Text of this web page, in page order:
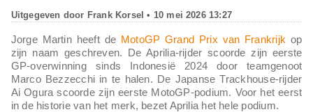
Uitgegeven door Frank Korsel • 10 mei 2026 13:27
Jorge Martin heeft de MotoGP Grand Prix van Frankrijk op
zijn naam geschreven. De Aprilia-rijder scoorde zijn eerste
GP-overwinning sinds Indonesië 2024 door teamgenoot
Marco Bezzecchi in te halen. De Japanse Trackhouse-rijder
Ai Ogura scoorde zijn eerste MotoGP-podium. Voor het eerst
in de historie van het merk, bezet Aprilia het hele podium.